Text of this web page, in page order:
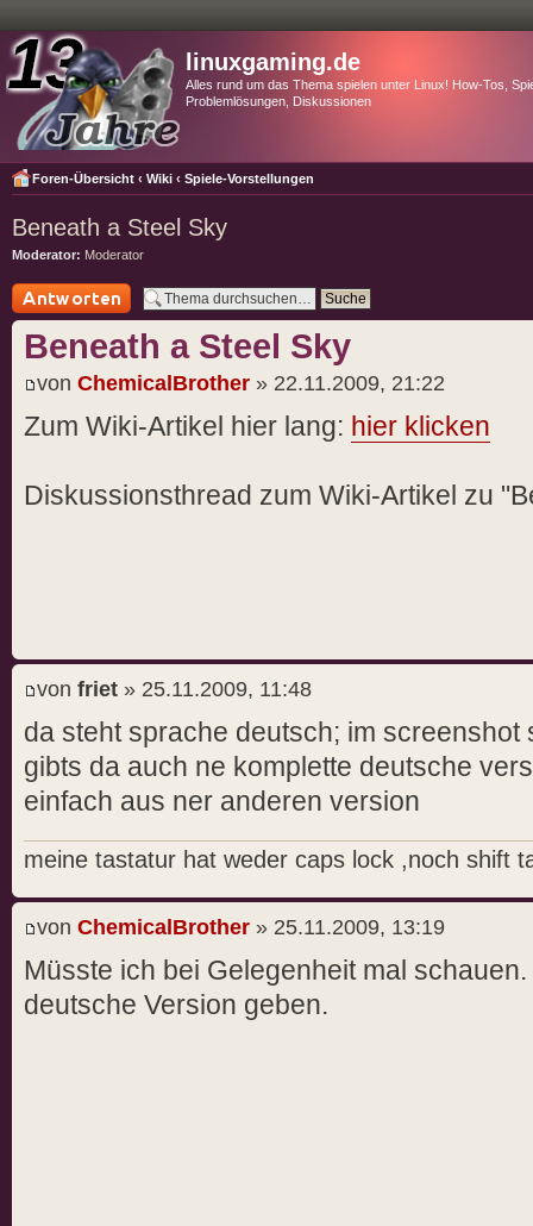
linuxgaming.de
Alles rund um das Thema spielen unter Linux! How-Tos,
Problemlösungen, Diskussionen
Foren-Übersicht ‹ Wiki ‹ Spiele-Vorstellungen
Beneath a Steel Sky
Moderator: Moderator
Antwort schreiben
Beneath a Steel Sky
von ChemicalBrother » 22.11.2009, 21:22
Zum Wiki-Artikel hier lang: hier klicken
Diskussionsthread zum Wiki-Artikel zu
von friet » 25.11.2009, 11:48
da steht sprache deutsch; im screenshot
gibts da auch ne komplette deutsche
einfach aus ner anderen version
meine tastatur hat weder caps lock ,noch shift
von ChemicalBrother » 25.11.2009, 13:19
Müsste ich bei Gelegenheit mal
deutsche Version geben.